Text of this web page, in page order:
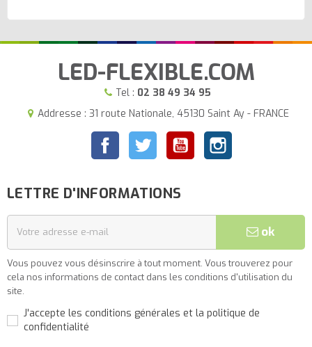
LED-FLEXIBLE.COM
Tel : 02 38 49 34 95
Addresse : 31 route Nationale, 45130 Saint Ay - FRANCE
FacebookTwitter YouTubeInstagram
LETTRE D'INFORMATIONS
ok
Vous pouvez vous désinscrire à tout moment. Vous trouverez pour
cela nos informations de contact dans les conditions d'utilisation du
site.
J'accepte les conditions générales et la politique de
confidentialité